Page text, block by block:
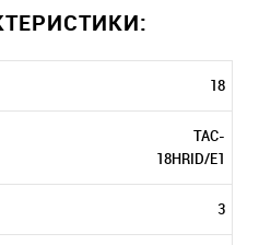
18
TAC-
18HRID/E1
3